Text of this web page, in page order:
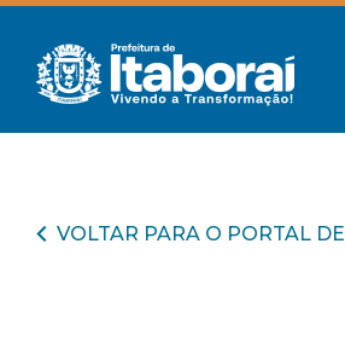
VOLTAR PARA O PORTAL